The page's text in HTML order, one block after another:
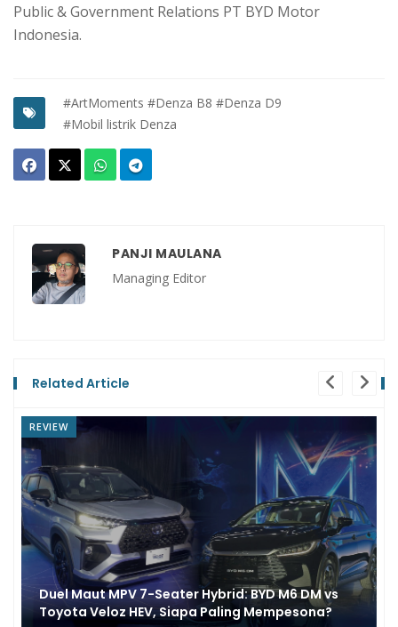
Public & Government Relations PT BYD Motor
Indonesia.
#ArtMoments #Denza B8 #Denza D9
#Mobil listrik Denza
PANJI MAULANA
Managing Editor
Related Article
REVIEW
Tampil Perdana di Beijing Auto Show, Performa
Denza Z Ngeri, Bejek 0-100 km/jam Hanya 2 Detik